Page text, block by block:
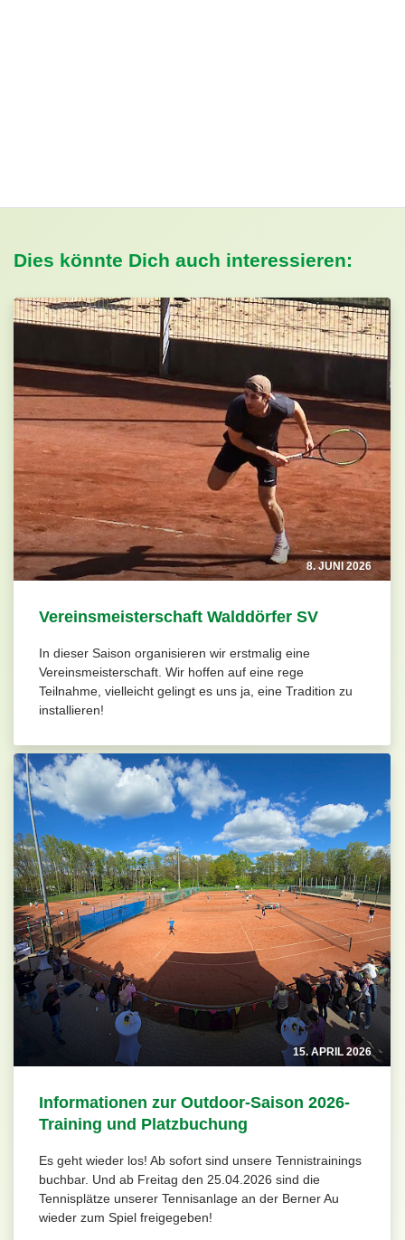
Dies könnte Dich auch interessieren:
8. JUNI 2026
Vereinsmeisterschaft Walddörfer SV
In dieser Saison organisieren wir erstmalig eine
Vereinsmeisterschaft. Wir hoffen auf eine rege
Teilnahme, vielleicht gelingt es uns ja, eine Tradition zu
installieren!
15. APRIL 2026
Informationen zur Outdoor-Saison 2026-
Training und Platzbuchung
Es geht wieder los! Ab sofort sind unsere Tennistrainings
buchbar. Und ab Freitag den 25.04.2026 sind die
Tennisplätze unserer Tennisanlage an der Berner Au
wieder zum Spiel freigegeben!